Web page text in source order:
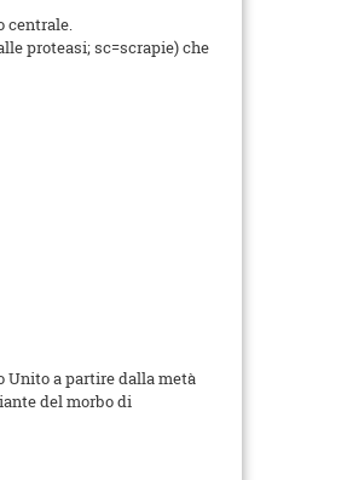
centrale.
proteasi; sc=scrapie) che
Unito a partire dalla metà
del morbo di